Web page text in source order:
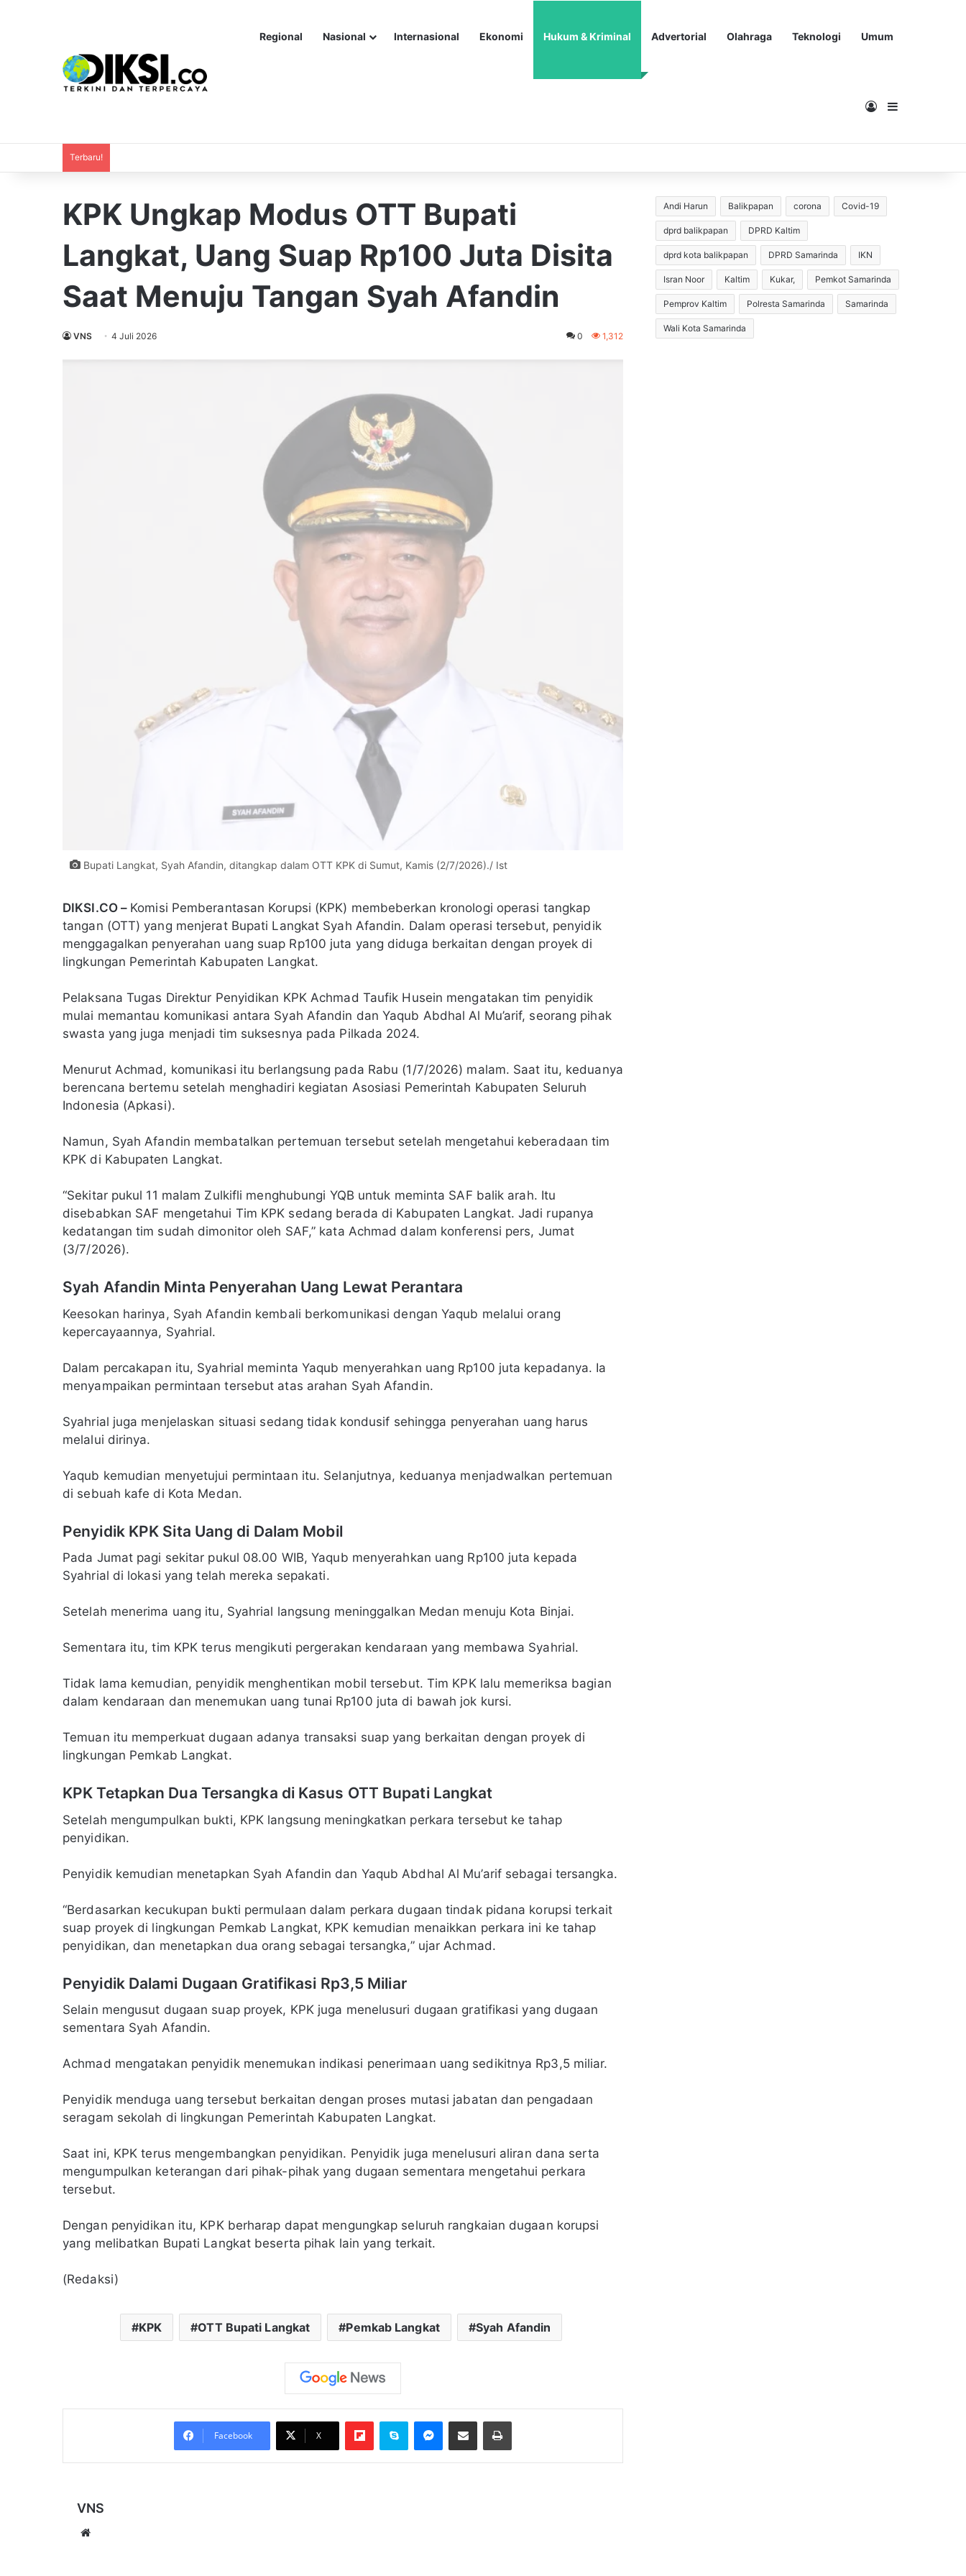
Regional Nasional Internasional Ekonomi Hukum & Kriminal Advertorial Olahraga Teknologi Umum
MasukSidebar
Terbaru!
KPK Ungkap Modus OTT Bupati
Langkat, Uang Suap Rp100 Juta Disita
Saat Menuju Tangan Syah Afandin
VNS 4 Juli 2026 0 1,312
Bupati Langkat, Syah Afandin, ditangkap dalam OTT KPK di Sumut, Kamis (2/7/2026)./ Ist
DIKSI.CO – Komisi Pemberantasan Korupsi (KPK) membeberkan kronologi operasi tangkap
tangan (OTT) yang menjerat Bupati Langkat Syah Afandin. Dalam operasi tersebut, penyidik
menggagalkan penyerahan uang suap Rp100 juta yang diduga berkaitan dengan proyek di
lingkungan Pemerintah Kabupaten Langkat.
Pelaksana Tugas Direktur Penyidikan KPK Achmad Taufik Husein mengatakan tim penyidik
mulai memantau komunikasi antara Syah Afandin dan Yaqub Abdhal Al Mu’arif, seorang pihak
swasta yang juga menjadi tim suksesnya pada Pilkada 2024.
Menurut Achmad, komunikasi itu berlangsung pada Rabu (1/7/2026) malam. Saat itu, keduanya
berencana bertemu setelah menghadiri kegiatan Asosiasi Pemerintah Kabupaten Seluruh
Indonesia (Apkasi).
Namun, Syah Afandin membatalkan pertemuan tersebut setelah mengetahui keberadaan tim
KPK di Kabupaten Langkat.
“Sekitar pukul 11 malam Zulkifli menghubungi YQB untuk meminta SAF balik arah. Itu
disebabkan SAF mengetahui Tim KPK sedang berada di Kabupaten Langkat. Jadi rupanya
kedatangan tim sudah dimonitor oleh SAF,” kata Achmad dalam konferensi pers, Jumat
(3/7/2026).
Syah Afandin Minta Penyerahan Uang Lewat Perantara
Keesokan harinya, Syah Afandin kembali berkomunikasi dengan Yaqub melalui orang
kepercayaannya, Syahrial.
Dalam percakapan itu, Syahrial meminta Yaqub menyerahkan uang Rp100 juta kepadanya. Ia
menyampaikan permintaan tersebut atas arahan Syah Afandin.
Syahrial juga menjelaskan situasi sedang tidak kondusif sehingga penyerahan uang harus
melalui dirinya.
Yaqub kemudian menyetujui permintaan itu. Selanjutnya, keduanya menjadwalkan pertemuan
di sebuah kafe di Kota Medan.
Penyidik KPK Sita Uang di Dalam Mobil
Pada Jumat pagi sekitar pukul 08.00 WIB, Yaqub menyerahkan uang Rp100 juta kepada
Syahrial di lokasi yang telah mereka sepakati.
Setelah menerima uang itu, Syahrial langsung meninggalkan Medan menuju Kota Binjai.
Sementara itu, tim KPK terus mengikuti pergerakan kendaraan yang membawa Syahrial.
Tidak lama kemudian, penyidik menghentikan mobil tersebut. Tim KPK lalu memeriksa bagian
dalam kendaraan dan menemukan uang tunai Rp100 juta di bawah jok kursi.
Temuan itu memperkuat dugaan adanya transaksi suap yang berkaitan dengan proyek di
lingkungan Pemkab Langkat.
KPK Tetapkan Dua Tersangka di Kasus OTT Bupati Langkat
Setelah mengumpulkan bukti, KPK langsung meningkatkan perkara tersebut ke tahap
penyidikan.
Penyidik kemudian menetapkan Syah Afandin dan Yaqub Abdhal Al Mu’arif sebagai tersangka.
“Berdasarkan kecukupan bukti permulaan dalam perkara dugaan tindak pidana korupsi terkait
suap proyek di lingkungan Pemkab Langkat, KPK kemudian menaikkan perkara ini ke tahap
penyidikan, dan menetapkan dua orang sebagai tersangka,” ujar Achmad.
Penyidik Dalami Dugaan Gratifikasi Rp3,5 Miliar
Selain mengusut dugaan suap proyek, KPK juga menelusuri dugaan gratifikasi yang dugaan
sementara Syah Afandin.
Achmad mengatakan penyidik menemukan indikasi penerimaan uang sedikitnya Rp3,5 miliar.
Penyidik menduga uang tersebut berkaitan dengan proses mutasi jabatan dan pengadaan
seragam sekolah di lingkungan Pemerintah Kabupaten Langkat.
Saat ini, KPK terus mengembangkan penyidikan. Penyidik juga menelusuri aliran dana serta
mengumpulkan keterangan dari pihak-pihak yang dugaan sementara mengetahui perkara
tersebut.
Dengan penyidikan itu, KPK berharap dapat mengungkap seluruh rangkaian dugaan korupsi
yang melibatkan Bupati Langkat beserta pihak lain yang terkait.
(Redaksi)
KPK OTT Bupati Langkat Pemkab Langkat Syah Afandin
Facebook X
FlipboardSkype Messenger
Bagikan melalui Email Cetak
VNS
Andi Harun Balikpapan corona Covid-19
dprd balikpapan DPRD Kaltim
dprd kota balikpapan DPRD Samarinda IKN
Isran Noor Kaltim Kukar, Pemkot Samarinda
Pemprov Kaltim Polresta Samarinda Samarinda
Wali Kota Samarinda